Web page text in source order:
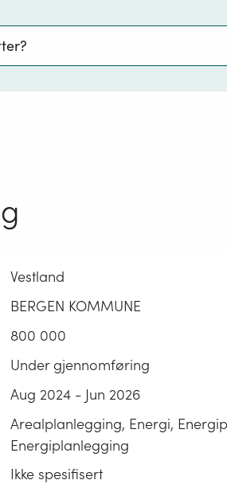
Vestland
BERGEN KOMMUNE
800 000
Under gjennomføring
Aug 2024 - Jun 2026
Arealplanlegging, Energi,
Energiplanlegging
Ikke spesifisert